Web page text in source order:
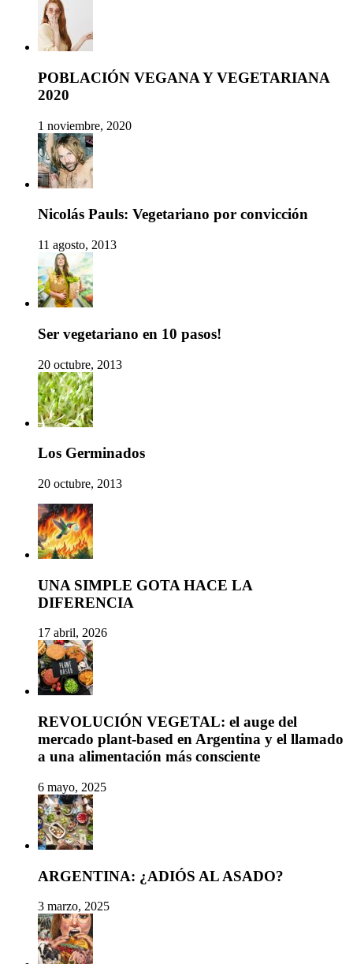
POBLACIÓN VEGANA Y VEGETARIANA
2020
1 noviembre, 2020
Nicolás Pauls: Vegetariano por convicción
11 agosto, 2013
Ser vegetariano en 10 pasos!
20 octubre, 2013
Los Germinados
20 octubre, 2013
UNA SIMPLE GOTA HACE LA
DIFERENCIA
17 abril, 2026
REVOLUCIÓN VEGETAL: el auge del
mercado plant-based en Argentina y el llamado
a una alimentación más consciente
6 mayo, 2025
ARGENTINA: ¿ADIÓS AL ASADO?
3 marzo, 2025